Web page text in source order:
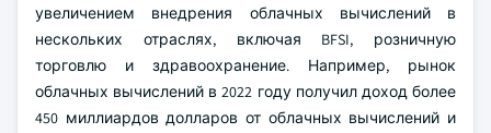
увеличением внедрения облачных вычислений в
нескольких отраслях, включая BFSI, розничную
торговлю и здравоохранение. Например, рынок
облачных вычислений в 2022 году получил доход более
450 миллиардов долларов от облачных вычислений и